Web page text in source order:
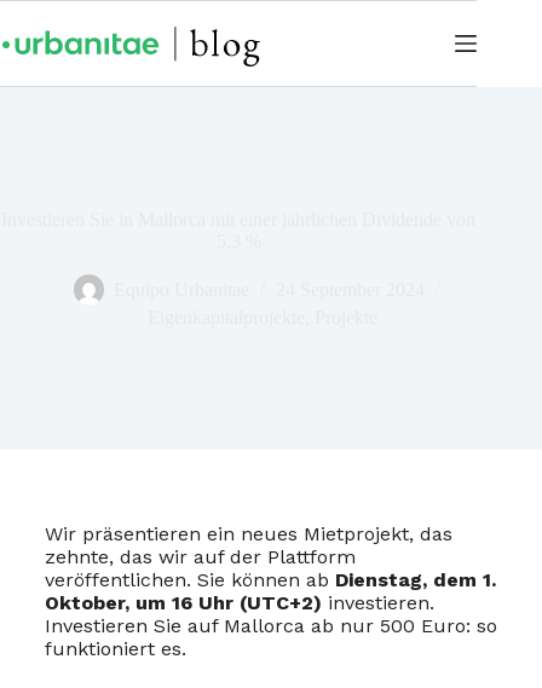
Wir präsentieren ein neues Mietprojekt, das
zehnte, das wir auf der Plattform
veröffentlichen. Sie können ab Dienstag, dem 1.
Oktober, um 16 Uhr (UTC+2) investieren.
Investieren Sie auf Mallorca ab nur 500 Euro: so
funktioniert es.